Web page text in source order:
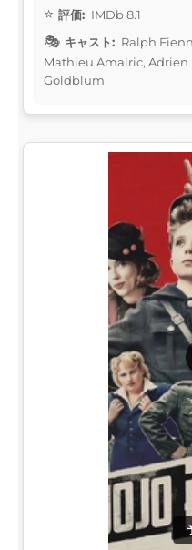
評価: IMDb 8.1
キャスト: Ralph
Mathieu Amalric, Adrien
Goldblum